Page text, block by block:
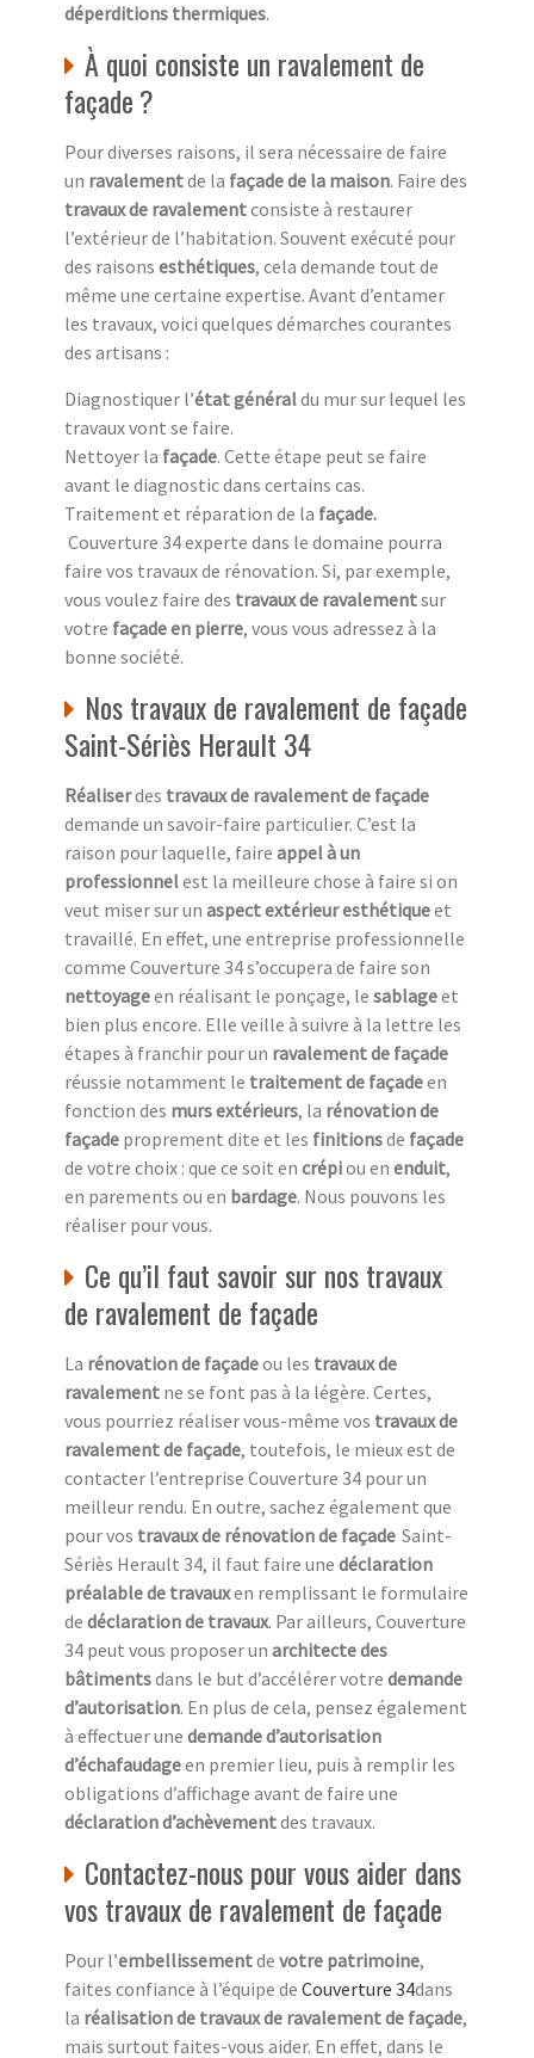
déperditions thermiques.
À quoi consiste un ravalement de
façade ?
Pour diverses raisons, il sera nécessaire de faire
un ravalementde la façade de la maison. Faire des
travaux de ravalementconsiste à restaurer
l’extérieur de l’habitation. Souvent exécuté pour
des raisons esthétiques, cela demande tout de
même une certaine expertise. Avant d’entamer
les travaux, voici quelques démarches courantes
des artisans :
Diagnostiquer l’état généraldu mur sur lequel les
travaux vont se faire.
Nettoyer la façade. Cette étape peut se faire
avant le diagnostic dans certains cas.
Traitement et réparation de la façade.
Couverture 34 experte dans le domaine pourra
faire vos travaux de rénovation. Si, par exemple,
vous voulez faire des travaux de ravalementsur
votre façade en pierre, vous vous adressez à la
bonne société.
Nos travaux de ravalement de façade
Saint-Sériès Herault 34
Réaliserdes travaux de ravalement de façade
demande un savoir-faire particulier. C’est la
raison pour laquelle, faire appel à un
professionnelest la meilleure chose à faire si on
veut miser sur un aspect extérieur esthétiqueet
travaillé. En effet, une entreprise professionnelle
comme Couverture 34 s’occupera de faire son
nettoyageen réalisant le ponçage, le sablageet
bien plus encore. Elle veille à suivre à la lettre les
étapes à franchir pour un ravalement de façade
réussie notamment le traitement de façadeen
fonction des murs extérieurs, la rénovation de
façade proprement dite et les finitionsde façade
de votre choix : que ce soit en crépiou en enduit,
en parements ou en bardage. Nous pouvons les
réaliser pour vous.
Ce qu’il faut savoir sur nos travaux
de ravalement de façade
La rénovation de façadeou les travaux de
ravalement ne se font pas à la légère. Certes,
vous pourriez réaliser vous-même vos travaux de
ravalement de façade, toutefois, le mieux est de
contacter l’entreprise Couverture 34 pour un
meilleur rendu. En outre, sachez également que
pour vos travaux de rénovation de façade Saint-
Sériès Herault 34, il faut faire une déclaration
préalable de travauxen remplissant le formulaire
de déclaration de travaux. Par ailleurs, Couverture
34 peut vous proposer un architecte des
bâtimentsdans le but d’accélérer votre demande
d’autorisation. En plus de cela, pensez également
à effectuer une demande d’autorisation
d’échafaudageen premier lieu, puis à remplir les
obligations d’affichage avant de faire une
déclaration d’achèvementdes travaux.
Contactez-nous pour vous aider dans
vos travaux de ravalement de façade
Pour l’embellissementde votre patrimoine,
faites confiance à l’équipe de Couverture 34dans
la réalisation de travaux de ravalement de façade,
mais surtout faites-vous aider. En effet, dans le